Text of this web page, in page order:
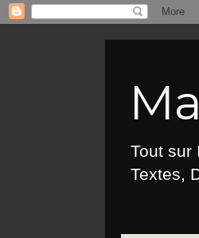
Tout sur
Textes,